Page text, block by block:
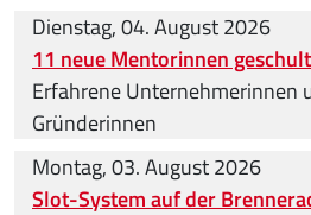
Dienstag, 04. August 2026
11 neue Mentorinnen geschult
Erfahrene Unternehmerinnen
Gründerinnen
Montag, 03. August 2026
Slot-System auf der